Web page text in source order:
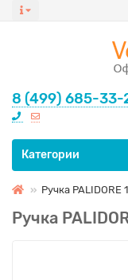
8 (499) 685-33-
Все категории
Категории
Ручка PALIDORE
Ручка